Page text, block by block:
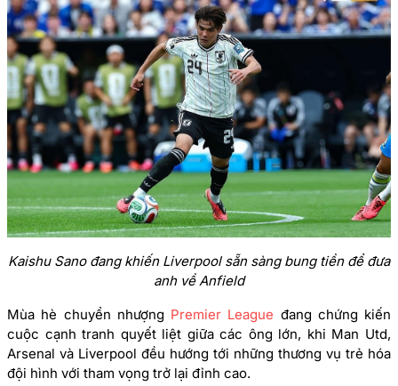
Kaishu Sano đang khiến Liverpool sẵn sàng bung tiền để đưa
anh về Anfield
Mùa hè chuyển nhượng Premier League đang chứng kiến
cuộc cạnh tranh quyết liệt giữa các ông lớn, khi Man Utd,
Arsenal và Liverpool đều hướng tới những thương vụ trẻ hóa
đội hình với tham vọng trở lại đỉnh cao.